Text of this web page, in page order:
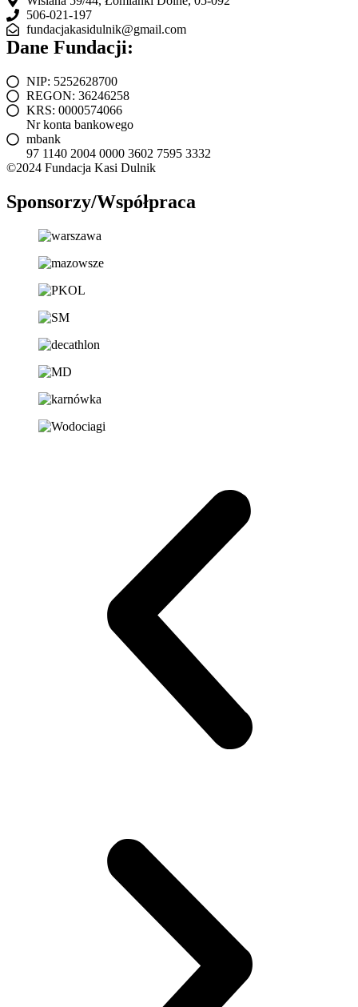
506-021-197
fundacjakasidulnik@gmail.com
Dane Fundacji:
NIP: 5252628700
REGON: 36246258
KRS: 0000574066
Nr konta bankowego
mbank
97 1140 2004 0000 3602 7595 3332
©2024 Fundacja Kasi Dulnik
Sponsorzy/Współpraca